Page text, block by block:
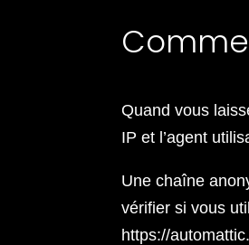
Quand vous
IP et l’agent
Une chaîne
vérifier si vous
https://